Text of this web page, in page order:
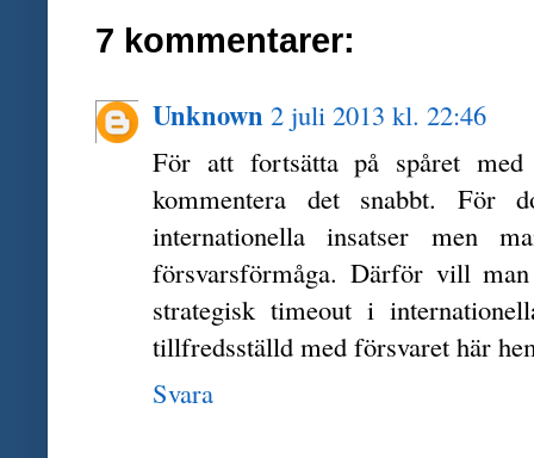
7 kommentarer:
Unknown 2 juli 2013 kl. 22:46
För att fortsätta på spåret
kommentera det snabbt.
internationella insatser men
försvarsförmåga. Därför vill
strategisk timeout i
tillfredsställd med försvaret här
Svara